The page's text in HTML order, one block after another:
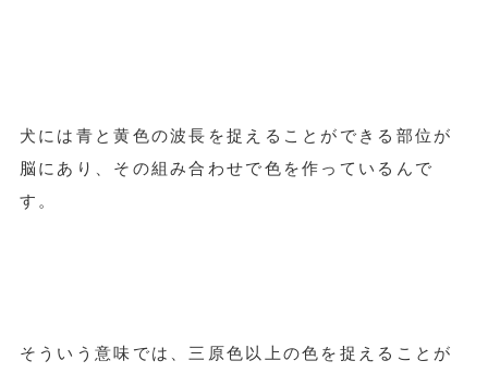
犬には青と黄色の波長を捉えることができる部位が
脳にあり、その組み合わせで色を作っているんで
す。
そういう意味では、三原色以上の色を捉えることが